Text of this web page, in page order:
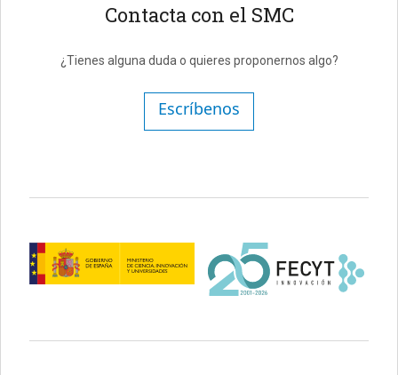
Contacta con el SMC
¿Tienes alguna duda o quieres proponernos algo?
Escríbenos